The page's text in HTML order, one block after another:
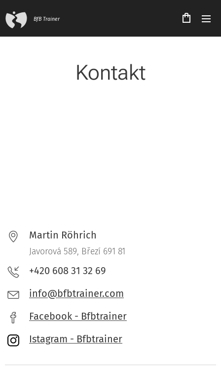
BfB Trainer
Kontakt
Martin Röhrich
Javorová 589, Březí 691 81
+420 608 31 32 69
info@bfbtrainer.com
Facebook - Bfbtrainer
Istagram - Bfbtrainer